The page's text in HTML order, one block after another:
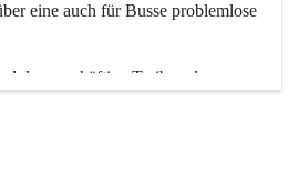
eine auch für Busse problemlose
das geschäftige Treiben der